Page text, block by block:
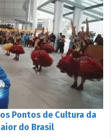
Pontos de Cultura da
do Brasil